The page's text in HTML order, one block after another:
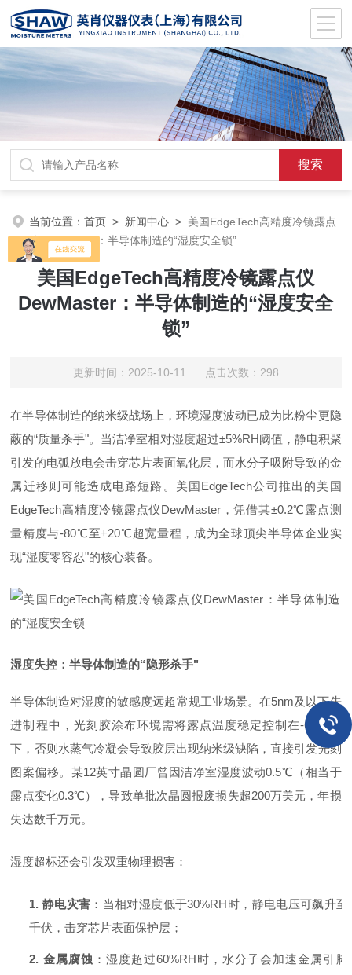
当前位置：首页 > 新闻中心 > 美国EdgeTech高精度冷镜露点
仪DewMaster：半导体制造的“湿度安全锁”
美国EdgeTech高精度冷镜露点仪
DewMaster：半导体制造的“湿度安全
锁”
更新时间：2025-10-11 点击次数：298
在半导体制造的纳米级战场上，环境湿度波动已成为比粉尘更隐
蔽的“质量杀手"。当洁净室相对湿度超过±5%RH阈值，静电积聚
引发的电弧放电会击穿芯片表面氧化层，而水分子吸附导致的金
属迁移则可能造成电路短路。美国EdgeTech公司推出的美国
EdgeTech高精度冷镜露点仪DewMaster ，凭借其±0.2℃露点测
量精度与-80℃至+20℃超宽量程，成为全球顶尖半导体企业实
现“湿度零容忍"的核心装备。
湿度失控：半导体制造的“隐形杀手"
半导体制造对湿度的敏感度远超常规工业场景。在5nm及以下先
进制程中，光刻胶涂布环境需将露点温度稳定控制在-60℃以
下，否则水蒸气冷凝会导致胶层出现纳米级缺陷，直接引发光刻
图案偏移。某12英寸晶圆厂曾因洁净室湿度波动0.5℃（相当于
露点变化0.3℃），导致单批次晶圆报废损失超200万美元，年损
失达数千万元。
湿度超标还会引发双重物理损害：
1. 静电灾害 ：当相对湿度低于30%RH时，静电电压可飙升至
千伏，击穿芯片表面保护层；
2. 金属腐蚀 ：湿度超过60%RH时，水分子会加速金属引脚